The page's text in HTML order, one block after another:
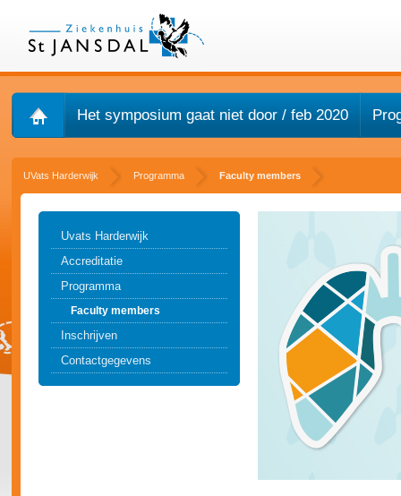
Het symposium gaat niet door / feb 2020
UVats Harderwijk Programma Faculty members
Uvats Harderwijk
Accreditatie
Programma
Faculty members
Inschrijven
Contactgegevens